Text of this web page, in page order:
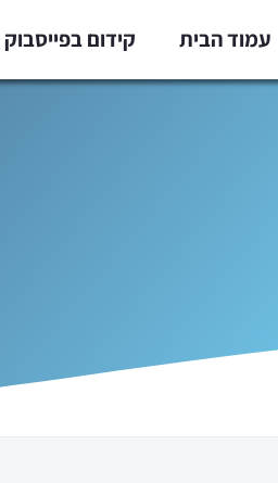
עמוד הבית קידום